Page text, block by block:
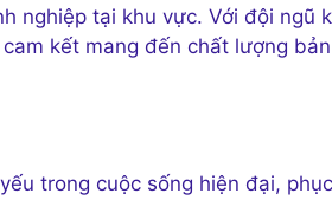
nghiệp tại khu vực. Với đội ngũ
kết mang đến chất lượng
trong cuộc sống hiện đại,